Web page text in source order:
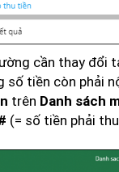
cần thay đổi
số tiền còn phải
trên Danh sách
(= số tiền phải